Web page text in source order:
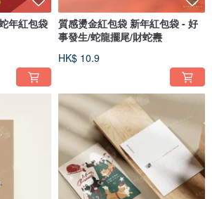
年紅包袋
質感燙金紅包袋 新年紅包袋 - 好
事發生/蛇龍擺尾/財蛇燾
HK$ 10.9